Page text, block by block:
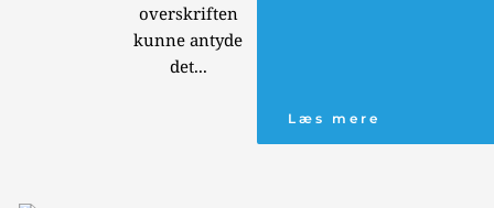
overskriften
kunne antyde
det...
Læs mere